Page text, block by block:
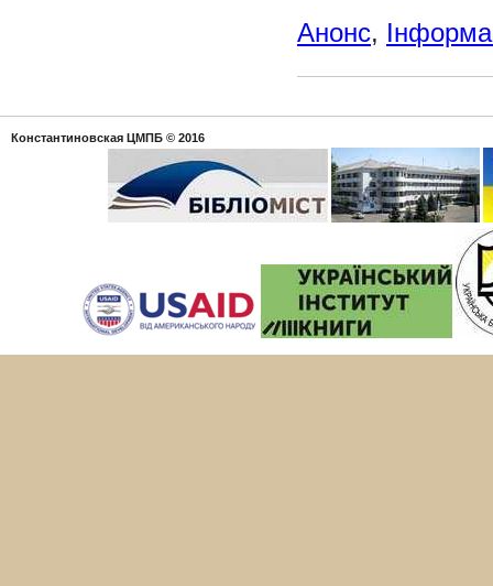
Анонс,
Константиновская ЦМПБ © 2016